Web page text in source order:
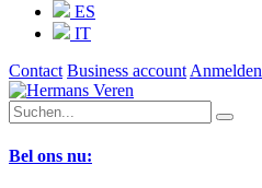
ES
IT
Contact Business account Anmelden
Bel ons nu: